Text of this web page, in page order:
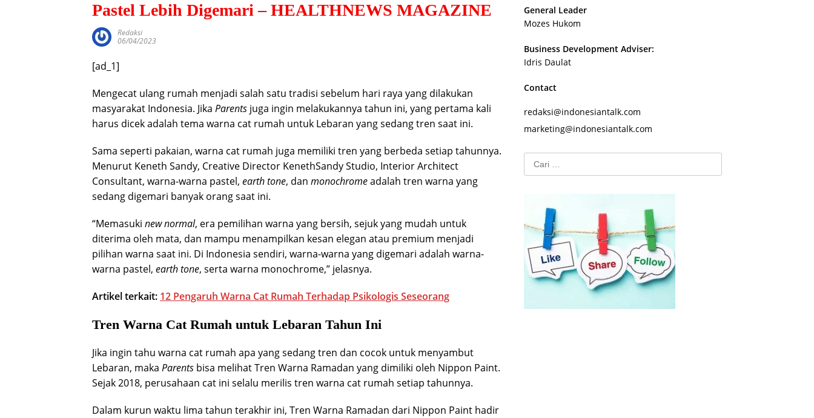
Pastel Lebih Digemari – HEALTHNEWS MAGAZINE
Redaksi
06/04/2023
[ad_1]
Mengecat ulang rumah menjadi salah satu tradisi sebelum hari raya yang dilakukan
masyarakat Indonesia. Jika Parents juga ingin melakukannya tahun ini, yang pertama kali
harus dicek adalah tema warna cat rumah untuk Lebaran yang sedang tren saat ini.
Sama seperti pakaian, warna cat rumah juga memiliki tren yang berbeda setiap tahunnya.
Menurut Keneth Sandy, Creative Director KenethSandy Studio, Interior Architect
Consultant, warna-warna pastel, earth tone, dan monochromeadalah tren warna yang
sedang digemari banyak orang saat ini.
“Memasuki new normal, era pemilihan warna yang bersih, sejuk yang mudah untuk
diterima oleh mata, dan mampu menampilkan kesan elegan atau premium menjadi
pilihan warna saat ini. Di Indonesia sendiri, warna-warna yang digemari adalah warna-
warna pastel, earth tone, serta warna monochrome,” jelasnya.
Artikel terkait: 12 Pengaruh Warna Cat Rumah Terhadap Psikologis Seseorang
Tren Warna Cat Rumah untuk Lebaran Tahun Ini
Jika ingin tahu warna cat rumah apa yang sedang tren dan cocok untuk menyambut
Lebaran, maka Parents bisa melihat Tren Warna Ramadan yang dimiliki oleh Nippon Paint.
Sejak 2018, perusahaan cat ini selalu merilis tren warna cat rumah setiap tahunnya.
Dalam kurun waktu lima tahun terakhir ini, Tren Warna Ramadan dari Nippon Paint hadir
General Leader
Mozes Hukom
Business Development Adviser:
Idris Daulat
Contact
redaksi@indonesiantalk.com
marketing@indonesiantalk.com
Cari
untuk: